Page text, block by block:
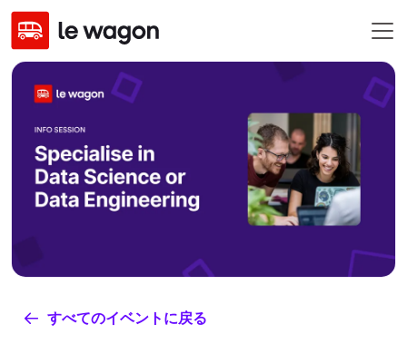
すべてのイベントに戻る